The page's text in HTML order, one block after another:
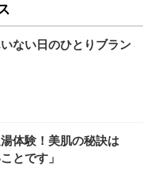
ない日のひとりブラン
体験！美肌の秘訣は
とです」